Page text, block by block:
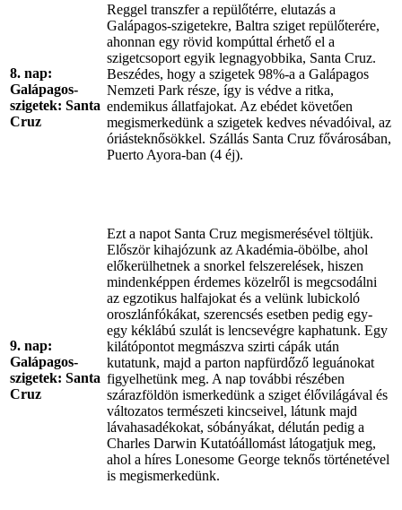
8. nap:
Galápagos-
szigetek: Santa
Cruz
Reggel transzfer a repülőtérre, elutazás a
Galápagos-szigetekre, Baltra sziget repülőterére,
ahonnan egy rövid kompúttal érhető el a
szigetcsoport egyik legnagyobbika, Santa Cruz.
Beszédes, hogy a szigetek 98%-a a Galápagos
Nemzeti Park része, így is védve a ritka,
endemikus állatfajokat. Az ebédet követően
megismerkedünk a szigetek kedves névadóival, az
óriásteknősökkel. Szállás Santa Cruz fővárosában,
Puerto Ayora-ban (4 éj).
9. nap:
Galápagos-
szigetek: Santa
Cruz
Ezt a napot Santa Cruz megismerésével töltjük.
Először kihajózunk az Akadémia-öbölbe, ahol
előkerülhetnek a snorkel felszerelések, hiszen
mindenképpen érdemes közelről is megcsodálni
az egzotikus halfajokat és a velünk lubickoló
oroszlánfókákat, szerencsés esetben pedig egy-
egy kéklábú szulát is lencsevégre kaphatunk. Egy
kilátópontot megmászva szirti cápák után
kutatunk, majd a parton napfürdőző leguánokat
figyelhetünk meg. A nap további részében
szárazföldön ismerkedünk a sziget élővilágával és
változatos természeti kincseivel, látunk majd
lávahasadékokat, sóbányákat, délután pedig a
Charles Darwin Kutatóállomást látogatjuk meg,
ahol a híres Lonesome George teknős történetével
is megismerkedünk.